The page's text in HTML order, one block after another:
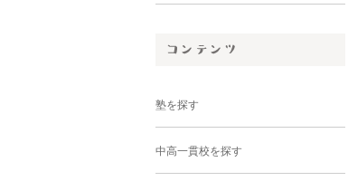
塾を探す
中高一貫校を探す